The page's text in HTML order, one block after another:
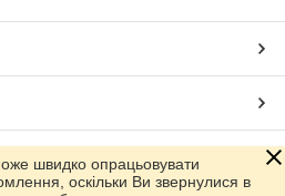
Prom.ua
швидко опрацьовувати
оскільки Ви звернулися в